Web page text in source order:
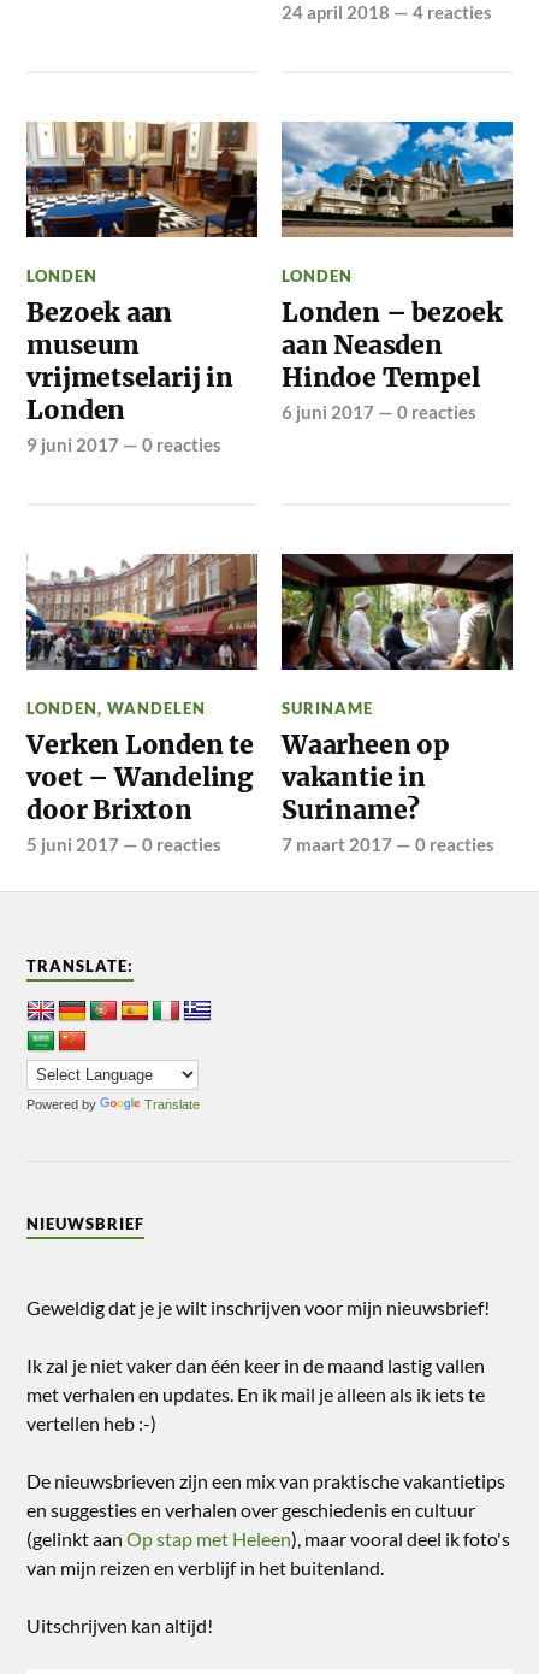
24 april 2018 —4 reacties
LONDEN
Bezoek aan
museum
vrijmetselarij in
Londen
9 juni 2017 —0 reacties
LONDEN
Londen – bezoek
aan Neasden
Hindoe Tempel
6 juni 2017 —0 reacties
LONDEN,WANDELEN
Verken Londen te
voet – Wandeling
door Brixton
5 juni 2017 —0 reacties
SURINAME
Waarheen op
vakantie in
Suriname?
7 maart 2017 —0 reacties
TRANSLATE:
Powered by Translate
NIEUWSBRIEF
Geweldig dat je je wilt inschrijven voor mijn nieuwsbrief!
Ik zal je niet vaker dan één keer in de maand lastig vallen
met verhalen en updates. En ik mail je alleen als ik iets te
vertellen heb :-)
De nieuwsbrieven zijn een mix van praktische vakantietips
en suggesties en verhalen over geschiedenis en cultuur
(gelinkt aanOp stap met Heleen), maar vooral deel ik foto's
van mijn reizen en verblijf in het buitenland.
Uitschrijven kan altijd!